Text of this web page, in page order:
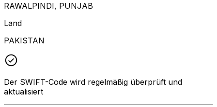
RAWALPINDI, PUNJAB
Land
PAKISTAN
Der SWIFT-Code wird regelmäßig überprüft und
aktualisiert